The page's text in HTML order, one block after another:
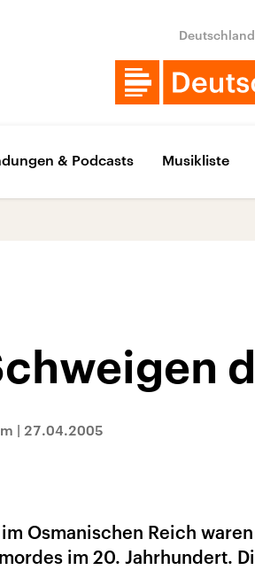
& Podcasts Musikliste
| 27.04.2005
Osmanischen Reich
im 20. Jahrhundert.